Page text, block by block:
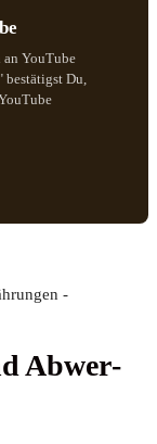
an YouTube
Du,
-
Abwer­